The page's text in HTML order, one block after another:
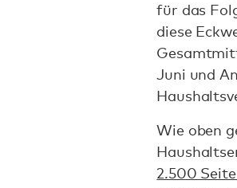
für das
diese
Juni und
Wie oben
2.500